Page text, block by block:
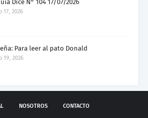
Dice N° 104 17/07/2026
17, 2026
Para leer al pato Donald
19, 2026
NOSOTROS CONTACTO